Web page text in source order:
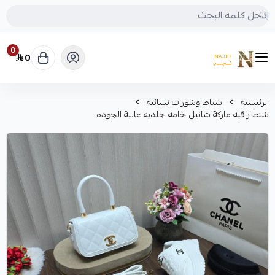
متجر نجد
0 0
الرئيسية شناط وشوزات نسائية
شنط راقيه ماركة شانيل خامه جلديه عالية الجوده